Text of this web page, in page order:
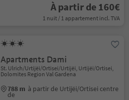
À partir de 160€
1 nuit / 1 appartement incl. TVA
Apartments Dami
St. Ulrich/Urtijëi/Ortisei/Urtijëi, Urtijëi/Ortisei,
Dolomites Region Val Gardena
788 m à partir de Urtijëi/Ortisei centre
de